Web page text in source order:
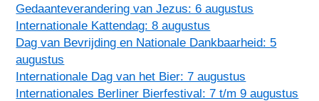
Gedaanteverandering van Jezus: 6 augustus
Internationale Kattendag: 8 augustus
Dag van Bevrijding en Nationale Dankbaarheid: 5
augustus
Internationale Dag van het Bier: 7 augustus
Internationales Berliner Bierfestival: 7 t/m 9 augustus